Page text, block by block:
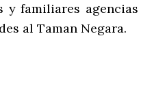
y familiares agencias
al Taman Negara.